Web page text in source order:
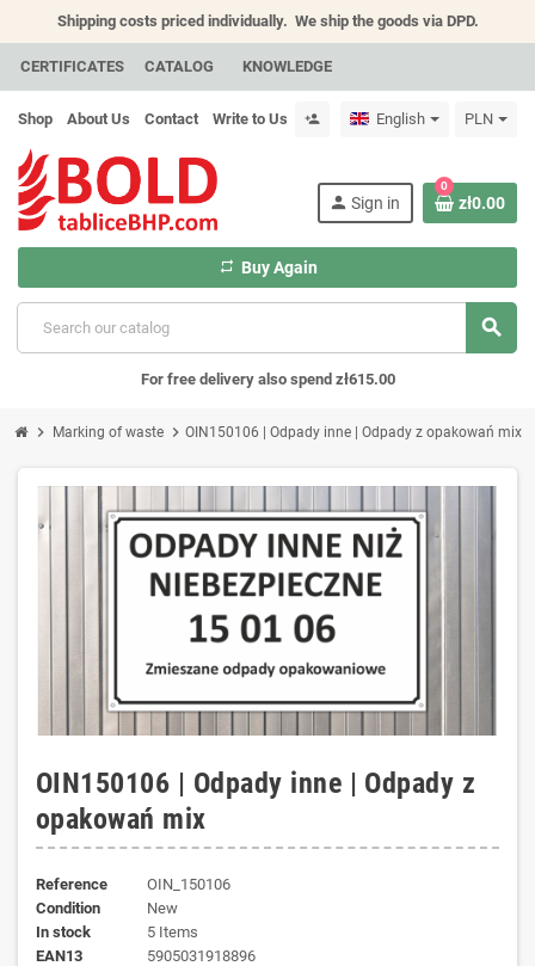
Shipping costs priced individually. We ship the goods via DPD.
CERTIFICATES CATALOG KNOWLEDGE
Shop About Us Contact Write to Us person_add English PLN
search
person Sign in
repeat Buy Again
0
zł0.00
For free delivery also spend zł615.00
chevron_right Marking of waste chevron_right OIN150106 | Odpady inne | Odpady z opakowań mix
OIN150106 | Odpady inne | Odpady z
opakowań mix
Reference
OIN_150106
Condition
New
In stock
5 Items
EAN13
5905031918896